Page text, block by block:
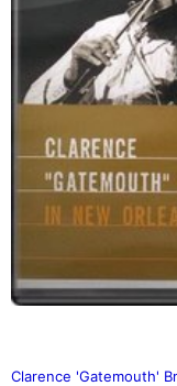
Clarence 'Gatemouth'